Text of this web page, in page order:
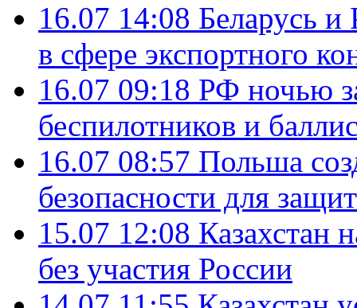
16.07 14:08 Беларусь и
в сфере экспортного
16.07 09:18 РФ ночью
беспилотников и
16.07 08:57 Польша
безопасности для
15.07 12:08 Казахстан
без участия России